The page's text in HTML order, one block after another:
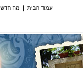
עמוד הבית מה חדש